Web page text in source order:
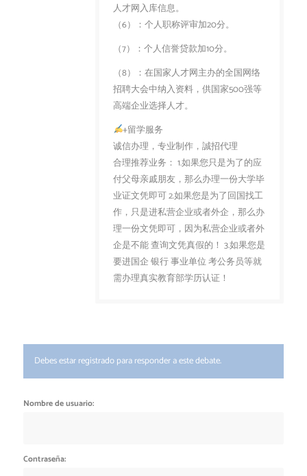
人才网入库信息。
（6）：个人职称评审加20分。
（7）：个人信誉贷款加10分。
（8）：在国家人才网主办的全国网络
招聘大会中纳入资料，供国家500强等
高端企业选择人才。
+留学服务
诚信办理，专业制作，誠招代理
合理推荐业务： 1.如果您只是为了的应
付父母亲戚朋友，那么办理一份大学毕
业证文凭即可 2.如果您是为了回国找工
作，只是进私营企业或者外企，那么办
理一份文凭即可，因为私营企业或者外
企是不能 查询文凭真假的！ 3.如果您是
要进国企 银行 事业单位 考公务员等就
需办理真实教育部学历认证！
Debes estar registrado para responder a este debate.
Nombre de usuario:
Contraseña: